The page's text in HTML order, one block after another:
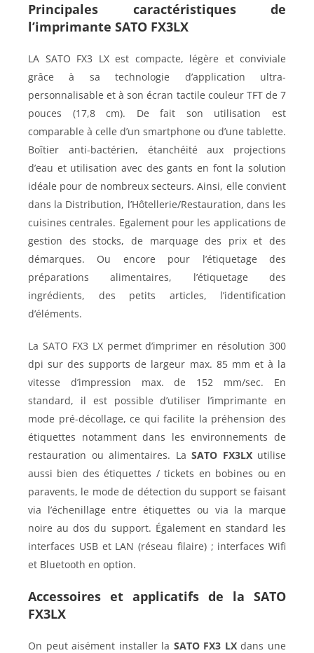
Principales caractéristiques de
l’imprimante SATO FX3LX
LA SATO FX3 LX est compacte, légère et conviviale
grâce à sa technologie d’application ultra-
personnalisable et à son écran tactile couleur TFT de 7
pouces (17,8 cm). De fait son utilisation est
comparable à celle d’un smartphone ou d’une tablette.
Boîtier anti-bactérien, étanchéité aux projections
d’eau et utilisation avec des gants en font la solution
idéale pour de nombreux secteurs. Ainsi, elle convient
dans la Distribution, l’Hôtellerie/Restauration, dans les
cuisines centrales. Egalement pour les applications de
gestion des stocks, de marquage des prix et des
démarques. Ou encore pour l’étiquetage des
préparations alimentaires, l’étiquetage des
ingrédients, des petits articles, l’identification
d’éléments.
La SATO FX3 LX permet d’imprimer en résolution 300
dpi sur des supports de largeur max. 85 mm et à la
vitesse d’impression max. de 152 mm/sec. En
standard, il est possible d’utiliser l’imprimante en
mode pré-décollage, ce qui facilite la préhension des
étiquettes notamment dans les environnements de
restauration ou alimentaires. La SATO FX3LXutilise
aussi bien des étiquettes / tickets en bobines ou en
paravents, le mode de détection du support se faisant
via l’échenillage entre étiquettes ou via la marque
noire au dos du support. Également en standard les
interfaces USB et LAN (réseau filaire) ; interfaces Wifi
et Bluetooth en option.
Accessoires et applicatifs de la SATO
FX3LX
On peut aisément installer la SATO FX3 LXdans une